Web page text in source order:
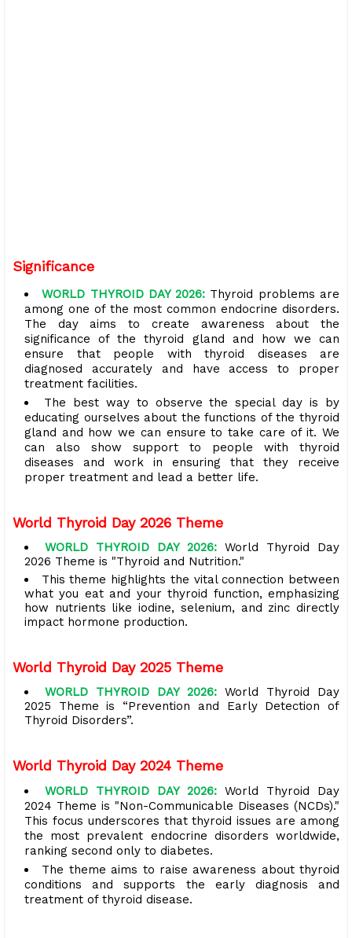
Significance
WORLD THYROID DAY 2026: Thyroid problems are
among one of the most common endocrine disorders.
The day aims to create awareness about the
significance of the thyroid gland and how we can
ensure that people with thyroid diseases are
diagnosed accurately and have access to proper
treatment facilities.
The best way to observe the special day is by
educating ourselves about the functions of the thyroid
gland and how we can ensure to take care of it. We
can also show support to people with thyroid
diseases and work in ensuring that they receive
proper treatment and lead a better life.
World Thyroid Day 2026 Theme
WORLD THYROID DAY 2026: World Thyroid Day
2026 Theme is "Thyroid and Nutrition."
This theme highlights the vital connection between
what you eat and your thyroid function, emphasizing
how nutrients like iodine, selenium, and zinc directly
impact hormone production.
World Thyroid Day 2025 Theme
WORLD THYROID DAY 2026: World Thyroid Day
2025 Theme is “Prevention and Early Detection of
Thyroid Disorders”.
World Thyroid Day 2024 Theme
WORLD THYROID DAY 2026: World Thyroid Day
2024 Theme is "Non-Communicable Diseases (NCDs)."
This focus underscores that thyroid issues are among
the most prevalent endocrine disorders worldwide,
ranking second only to diabetes.
The theme aims to raise awareness about thyroid
conditions and supports the early diagnosis and
treatment of thyroid disease.